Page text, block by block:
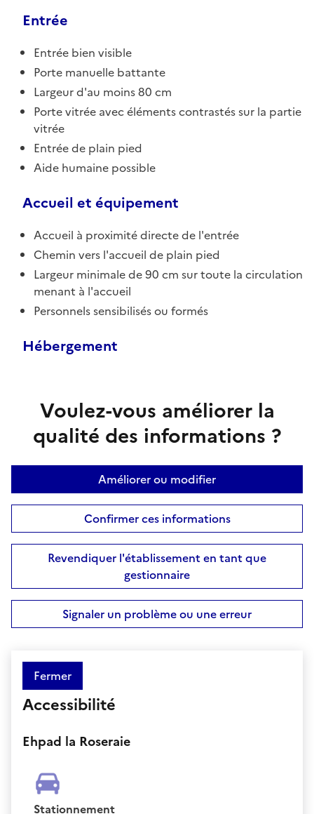
Entrée
Entrée bien visible
Porte manuelle battante
Largeur d'au moins 80 cm
Porte vitrée avec éléments contrastés sur la partie
vitrée
Entrée de plain pied
Aide humaine possible
Accueil et équipement
Accueil à proximité directe de l'entrée
Chemin vers l'accueil de plain pied
Largeur minimale de 90 cm sur toute la circulation
menant à l'accueil
Personnels sensibilisés ou formés
Hébergement
Voulez-vous améliorer la
qualité des informations ?
Améliorer ou modifier
Confirmer ces informations
Revendiquer l'établissement en tant que
gestionnaire
Signaler un problème ou une erreur
Fermer
Accessibilité
Ehpad la Roseraie
Stationnement